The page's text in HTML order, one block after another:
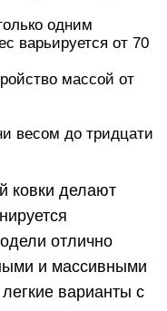
одним
варьируется от 70
массой от
весом до тридцати
ковки делают
отлично
и массивными
варианты с